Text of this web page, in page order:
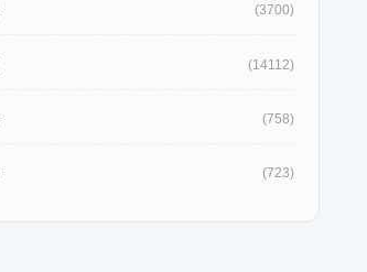
(3700)
(14112)
(758)
(723)